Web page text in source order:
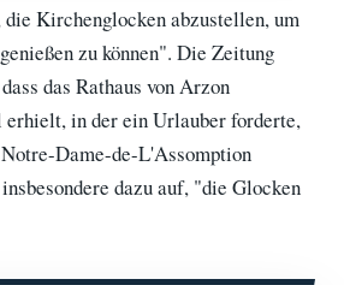
Kirchenglocken abzustellen, um
zu können". Die Zeitung
das Rathaus von Arzon
in der ein Urlauber forderte,
Dame-de-L'Assomption
dazu auf, "die Glocken